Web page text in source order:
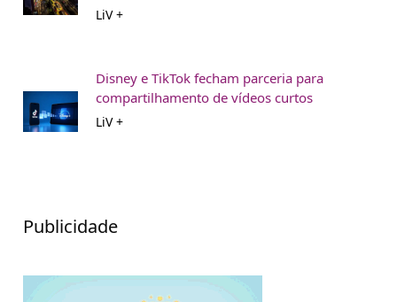
LiV +
Disney e TikTok fecham parceria para
compartilhamento de vídeos curtos
LiV +
Publicidade